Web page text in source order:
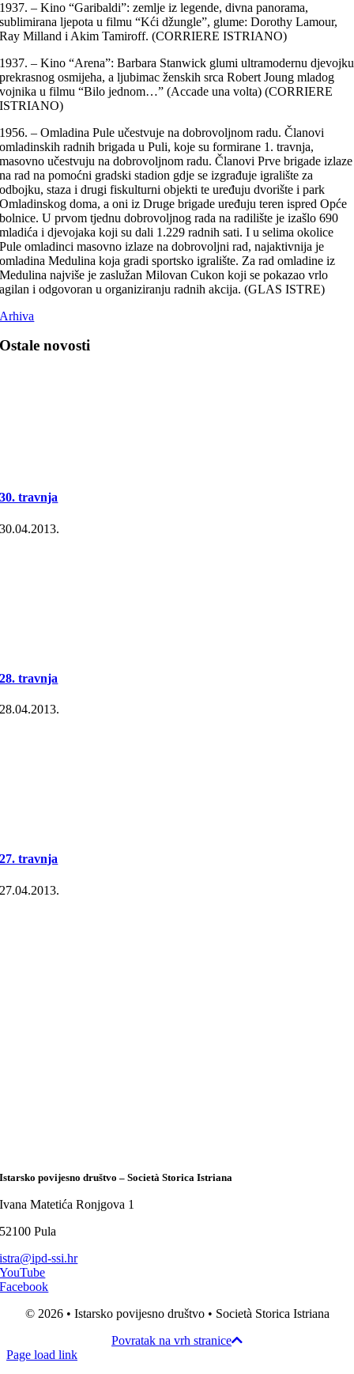
1937. – Kino “Garibaldi”: zemlje iz legende, divna panorama,
sublimirana ljepota u filmu “Kći džungle”, glume: Dorothy Lamour,
Ray Milland i Akim Tamiroff. (CORRIERE ISTRIANO)
1937. – Kino “Arena”: Barbara Stanwick glumi ultramodernu djevojku
prekrasnog osmijeha, a ljubimac ženskih srca Robert Joung mladog
vojnika u filmu “Bilo jednom…” (Accade una volta) (CORRIERE
ISTRIANO)
1956. – Omladina Pule učestvuje na dobrovoljnom radu. Članovi
omladinskih radnih brigada u Puli, koje su formirane 1. travnja,
masovno učestvuju na dobrovoljnom radu. Članovi Prve brigade izlaze
na rad na pomoćni gradski stadion gdje se izgrađuje igralište za
odbojku, staza i drugi fiskulturni objekti te uređuju dvorište i park
Omladinskog doma, a oni iz Druge brigade uređuju teren ispred Opće
bolnice. U prvom tjednu dobrovoljnog rada na radilište je izašlo 690
mladića i djevojaka koji su dali 1.229 radnih sati. I u selima okolice
Pule omladinci masovno izlaze na dobrovoljni rad, najaktivnija je
omladina Medulina koja gradi sportsko igralište. Za rad omladine iz
Medulina najviše je zaslužan Milovan Cukon koji se pokazao vrlo
agilan i odgovoran u organiziranju radnih akcija. (GLAS ISTRE)
Arhiva
Ostale novosti
30. travnja
30.04.2013.
28. travnja
28.04.2013.
27. travnja
27.04.2013.
Istarsko povijesno društvo – Società Storica Istriana
Ivana Matetića Ronjgova 1
52100 Pula
istra@ipd-ssi.hr
YouTube
Facebook
© 2026 • Istarsko povijesno društvo • Società Storica Istriana
Povratak na vrh stranice
Page load link